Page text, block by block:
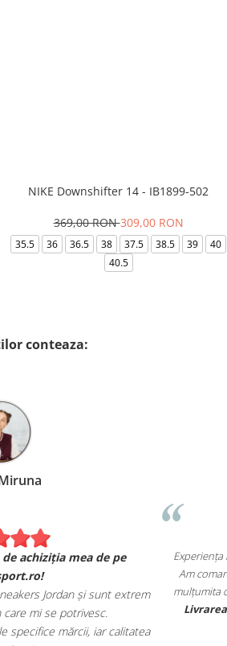
NIKE Downshifter 14 - IB1899-502
369,00 RON309,00 RON
35.5 36 36.5 38 37.5 38.5 39
40
40.5
conteaza:
achiziția mea de pe
Jordan și sunt extrem
mi se potrivesc.
specifice mărcii, iar calitatea
Am
mulțumita